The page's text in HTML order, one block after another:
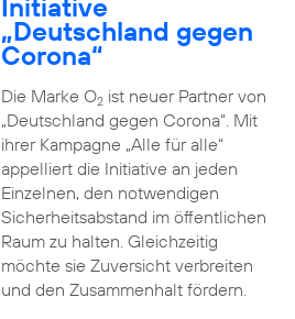
Initiative
„Deutschland gegen
Corona“
Die Marke O2ist neuer Partner von
„Deutschland gegen Corona“. Mit
ihrer Kampagne „Alle für alle“
appelliert die Initiative an jeden
Einzelnen, den notwendigen
Sicherheitsabstand im öffentlichen
Raum zu halten. Gleichzeitig
möchte sie Zuversicht verbreiten
und den Zusammenhalt fördern.